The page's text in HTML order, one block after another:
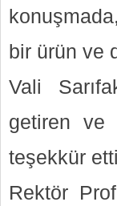
bir ürün ve
Vali
getiren ve
teşekkür
Rektör